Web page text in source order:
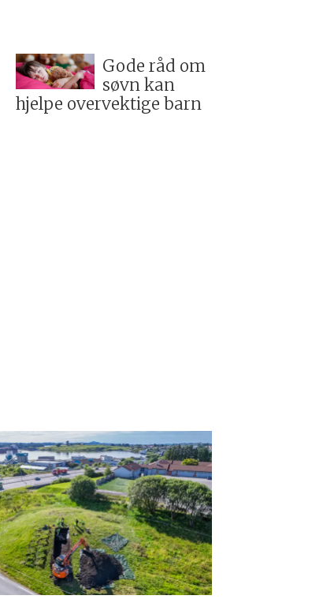
Gode råd om
søvn kan
hjelpe overvektige barn